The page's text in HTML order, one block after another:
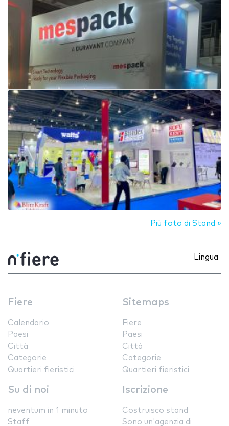
Più foto di Stand »
Lingua
Fiere
Calendario
Paesi
Città
Categorie
Quartieri fieristici
Sitemaps
Fiere
Paesi
Città
Categorie
Quartieri fieristici
Su di noi
neventum in 1 minuto
Staff
Iscrizione
Costruisco stand
Sono un'agenzia di